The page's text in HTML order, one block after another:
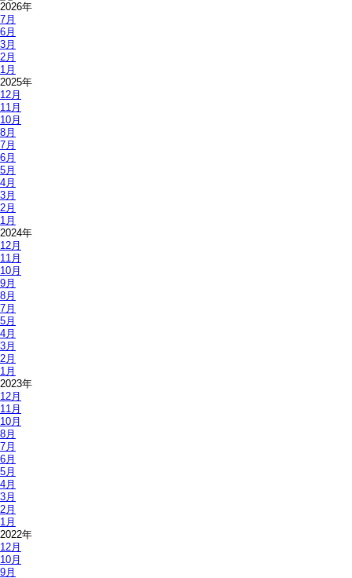
2026年
7月
6月
3月
2月
1月
2025年
12月
11月
10月
8月
7月
6月
5月
4月
3月
2月
1月
2024年
12月
11月
10月
9月
8月
7月
5月
4月
3月
2月
1月
2023年
12月
11月
10月
8月
7月
6月
5月
4月
3月
2月
1月
2022年
12月
10月
9月